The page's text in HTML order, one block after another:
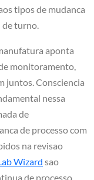
tipos de mudanca
de turno.
aponta
monitoramento,
juntos. Consciencia
nessa
de
de processo com
na revisao
Wizard sao
de processo,